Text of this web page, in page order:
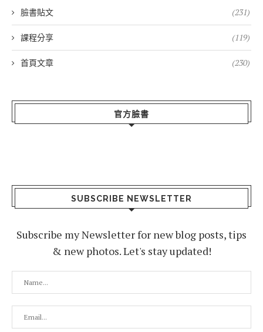
臉書貼文 (231)
課程分享 (119)
首頁文章 (230)
官方臉書
SUBSCRIBE NEWSLETTER
Subscribe my Newsletter for new blog posts, tips
& new photos. Let's stay updated!